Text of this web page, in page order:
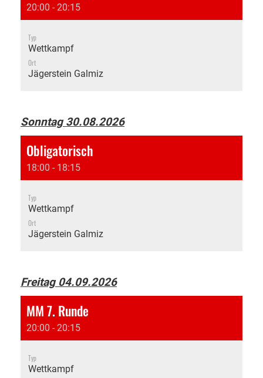
20:00 - 20:15
Typ
Wettkampf
Ort
Jägerstein Galmiz
Sonntag 30.08.2026
Obligatorisch
18:00 - 18:15
Typ
Wettkampf
Ort
Jägerstein Galmiz
Freitag 04.09.2026
MM 7. Runde
20:00 - 20:15
Typ
Wettkampf